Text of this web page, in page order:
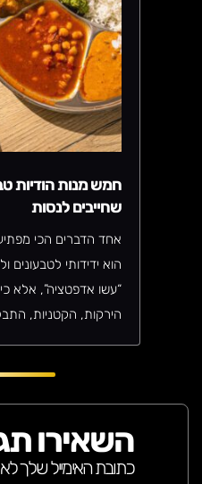
חמש מנות הודיות
שחייבים לנסות
אחד הדברים הכי
הוא ידידותי לטבעונים
“עשו אדפטציה”, אלא
הירקות, הקטניות,
השאירו
כתובת האימייל שלך